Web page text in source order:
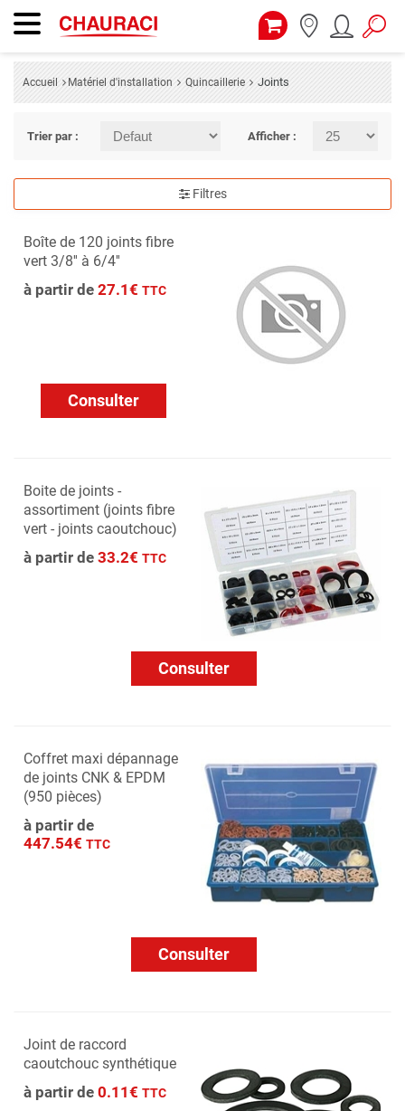
Accueil Matériel d'installation Quincaillerie Joints
Trier par : Afficher :
Filtres
Boîte de 120 joints fibre
vert 3/8'' à 6/4''
à partir de 27.1€ TTC
Consulter
Boite de joints -
assortiment (joints fibre
vert - joints caoutchouc)
à partir de 33.2€ TTC
Consulter
Coffret maxi dépannage
de joints CNK & EPDM
(950 pièces)
à partir de
447.54€ TTC
Consulter
Joint de raccord
caoutchouc synthétique
à partir de 0.11€ TTC